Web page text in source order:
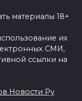
материалы 18+
их
СМИ,
ссылки на
Новости Ру